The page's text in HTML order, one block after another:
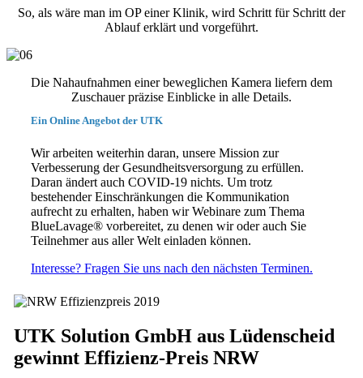
So, als wäre man im OP einer Klinik, wird Schritt für Schritt der
Ablauf erklärt und vorgeführt.
Die Nahaufnahmen einer beweglichen Kamera liefern dem
Zuschauer präzise Einblicke in alle Details.
Ein Online Angebot der UTK
Wir arbeiten weiterhin daran, unsere Mission zur
Verbesserung der Gesundheitsversorgung zu erfüllen.
Daran ändert auch COVID-19 nichts. Um trotz
bestehender Einschränkungen die Kommunikation
aufrecht zu erhalten, haben wir Webinare zum Thema
BlueLavage® vorbereitet, zu denen wir oder auch Sie
Teilnehmer aus aller Welt einladen können.
Interesse? Fragen Sie uns nach den nächsten Terminen.
UTK Solution GmbH aus Lüdenscheid
gewinnt Effizienz-Preis NRW